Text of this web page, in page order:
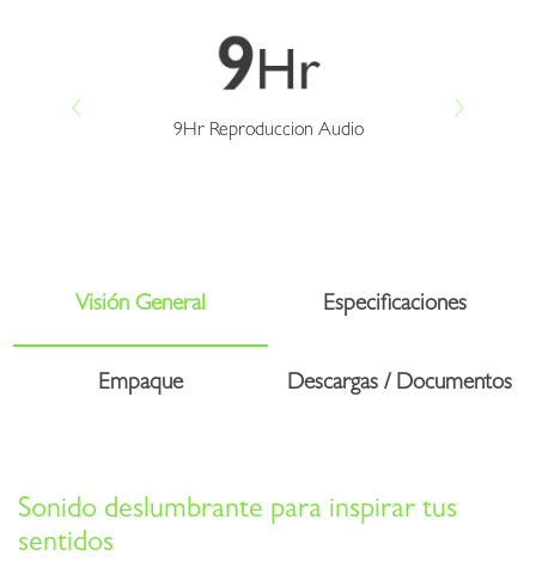
9Hr Reproduccion Audio
Visión General Especificaciones
Empaque Descargas / Documentos
Sonido deslumbrante para inspirar tus
sentidos